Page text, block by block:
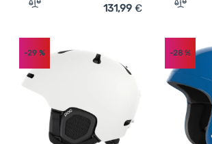
Zum Vergleich 'Fahrradhelm POC
131,99 € Zum
-29 % -28%